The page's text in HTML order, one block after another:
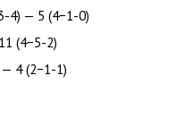
4) — 5 (4−1-0)
(4−5-2)
— 4 (2−1-1)